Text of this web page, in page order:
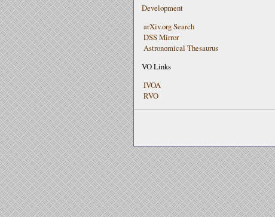
Development
arXiv.org Search
DSS Mirror
Astronomical Thesaurus
VO Links
IVOA
RVO